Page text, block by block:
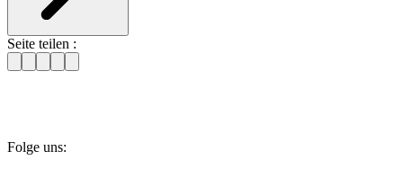
Seite teilen :
Folge uns: